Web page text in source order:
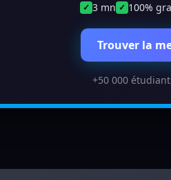
✓ 3 mn ✓ 100%
Trouver la
+50 000